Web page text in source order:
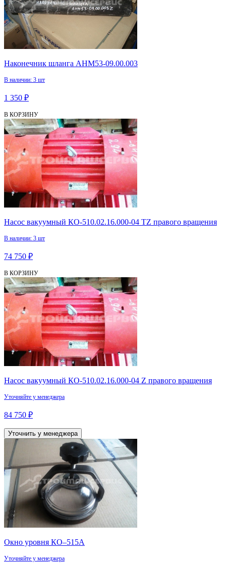
Наконечник шланга АНМ53-09.00.003
В наличии: 3 шт
1 350 ₽
В КОРЗИНУ
Насос вакуумный КО-510.02.16.000-04 TZ правого вращения
В наличии: 3 шт
74 750 ₽
В КОРЗИНУ
Насос вакуумный КО-510.02.16.000-04 Z правого вращения
Уточняйте у менеджера
84 750 ₽
Уточнить у менеджера
Окно уровня КО–515А
Уточняйте у менеджера